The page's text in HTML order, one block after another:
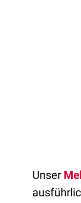
Unser